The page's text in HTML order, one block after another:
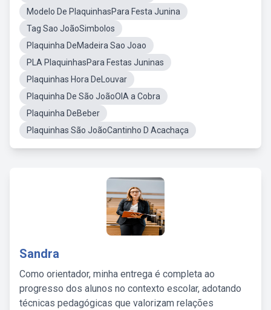
Modelo De PlaquinhasPara Festa Junina
Tag Sao JoãoSimbolos
Plaquinha DeMadeira Sao Joao
PLA PlaquinhasPara Festas Juninas
Plaquinhas Hora DeLouvar
Plaquinha De São JoãoOIA a Cobra
Plaquinha DeBeber
Plaquinhas São JoãoCantinho D Acachaça
Sandra
Como orientador, minha entrega é completa ao
progresso dos alunos no contexto escolar, adotando
técnicas pedagógicas que valorizam relações